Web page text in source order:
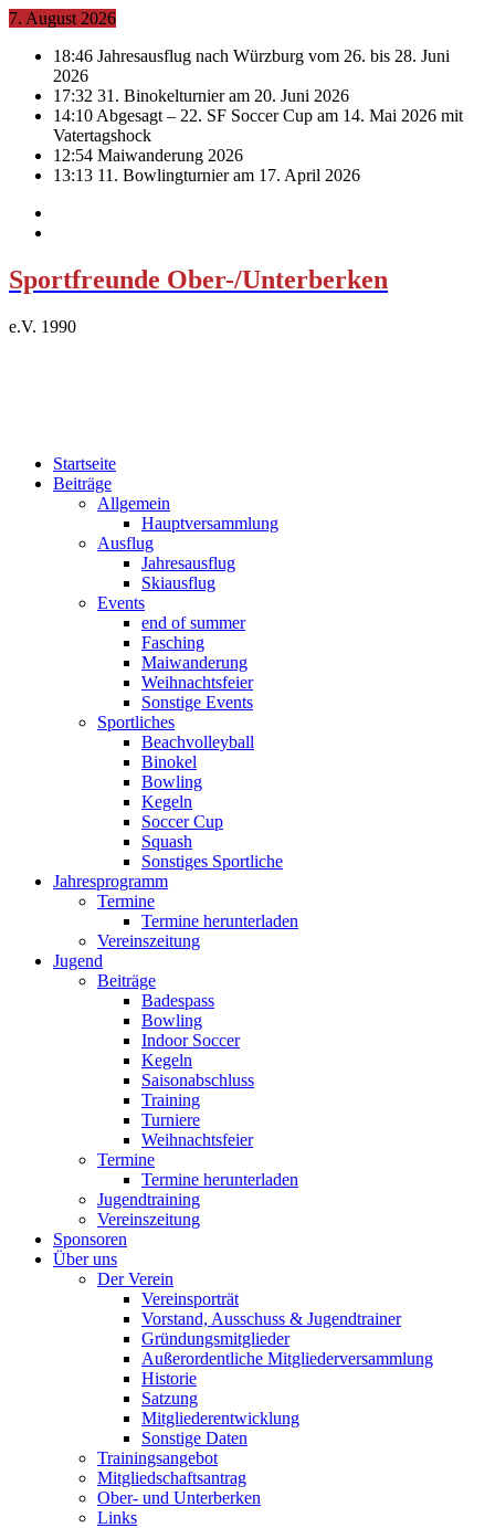
7. August 2026
18:46 Jahresausflug nach Würzburg vom 26. bis 28. Juni
2026
17:32 31. Binokelturnier am 20. Juni 2026
14:10 Abgesagt – 22. SF Soccer Cup am 14. Mai 2026 mit
Vatertagshock
12:54 Maiwanderung 2026
13:13 11. Bowlingturnier am 17. April 2026
Sportfreunde Ober-/Unterberken
e.V. 1990
Startseite
Beiträge
Allgemein
Hauptversammlung
Ausflug
Jahresausflug
Skiausflug
Events
end of summer
Fasching
Maiwanderung
Weihnachtsfeier
Sonstige Events
Sportliches
Beachvolleyball
Binokel
Bowling
Kegeln
Soccer Cup
Squash
Sonstiges Sportliche
Jahresprogramm
Termine
Termine herunterladen
Vereinszeitung
Jugend
Beiträge
Badespass
Bowling
Indoor Soccer
Kegeln
Saisonabschluss
Training
Turniere
Weihnachtsfeier
Termine
Termine herunterladen
Jugendtraining
Vereinszeitung
Sponsoren
Über uns
Der Verein
Vereinsporträt
Vorstand, Ausschuss & Jugendtrainer
Gründungsmitglieder
Außerordentliche Mitgliederversammlung
Historie
Satzung
Mitgliederentwicklung
Sonstige Daten
Trainingsangebot
Mitgliedschaftsantrag
Ober- und Unterberken
Links